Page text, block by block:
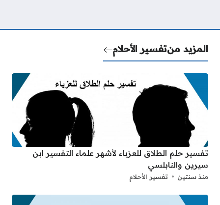
المزيد منتفسير الأحلام
تفسير حلم الطلاق للعزباء لأشهر علماء التفسير ابن
سيرين والنابلسي
منذ سنتين تفسير الأحلام